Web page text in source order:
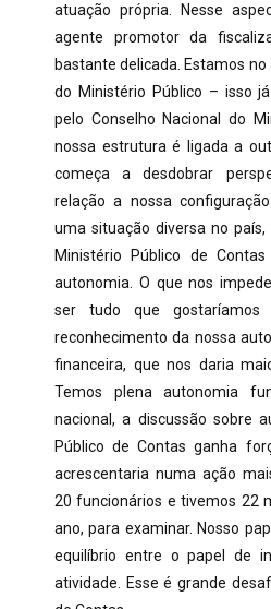
atuação própria. Nesse
agente promotor da
bastante delicada. Estamos
do Ministério Público – isso
pelo Conselho Nacional do
nossa estrutura é ligada a
começa a desdobrar
relação a nossa
uma situação diversa no
Ministério Público de
autonomia. O que nos
ser tudo que
reconhecimento da nossa
financeira, que nos daria
Temos plena autonomia
nacional, a discussão sobre
Público de Contas ganha
acrescentaria numa ação
20 funcionários e tivemos 22
ano, para examinar. Nosso
equilíbrio entre o papel de
atividade. Esse é grande